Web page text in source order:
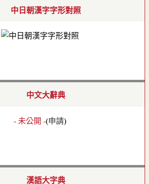
中日朝漢字字形對照
中文大辭典
- 未公開 -(申請)
漢語大字典